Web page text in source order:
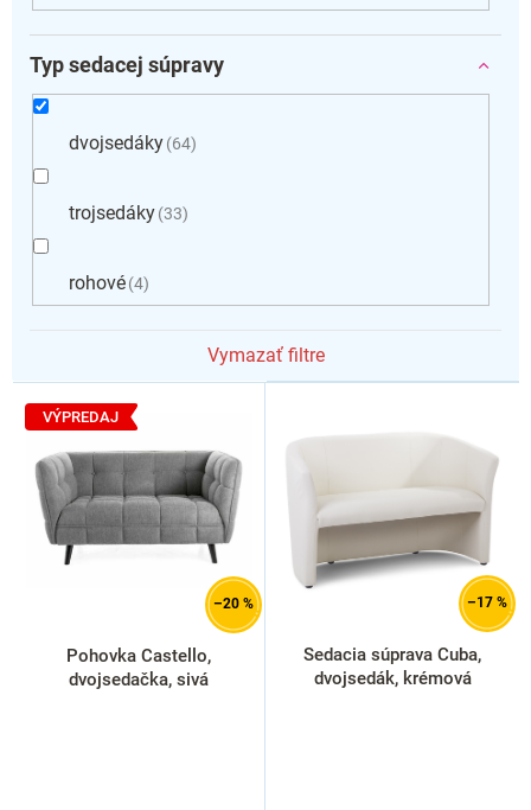
Typ sedacej súpravy
dvojsedáky 64
trojsedáky 33
rohové 4
Vymazať filtre
V
VÝPREDAJ
–20 %
Pohovka Castello,
dvojsedačka, sivá
–17 %
Sedacia súprava Cuba,
dvojsedák, krémová